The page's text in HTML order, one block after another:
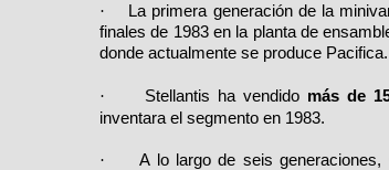
·
La primera generación de la
finales de 1983 en la planta de
donde actualmente se produce Pacifica.
· Stellantis ha vendido más de
inventara el segmento en 1983.
·
A lo largo de seis